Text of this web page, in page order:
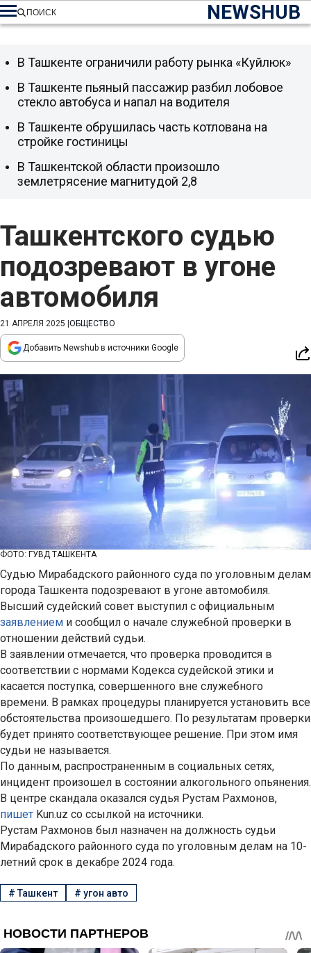
NEWSHUB
ПОИСК
Ташкентского судью
подозревают в угоне
автомобиля
21 АПРЕЛЯ 2025 ОБЩЕСТВО
Добавить Newshub в источники Google
ФОТО: ГУВД ТАШКЕНТА
Судью Мирабадского районного суда по уголовным делам
города Ташкента подозревают в угоне автомобиля.
Высший судейский совет выступил с официальным
заявлением и сообщил о начале служебной проверки в
отношении действий судьи.
В заявлении отмечается, что проверка проводится в
соответствии с нормами Кодекса судейской этики и
касается поступка, совершенного вне служебного
времени. В рамках процедуры планируется установить все
обстоятельства произошедшего. По результатам проверки
будет принято соответствующее решение. При этом имя
судьи не называется.
По данным, распространенным в социальных сетях,
инцидент произошел в состоянии алкогольного опьянения.
В центре скандала оказался судья Рустам Рахмонов,
пишет Kun.uz со ссылкой на источники.
Рустам Рахмонов был назначен на должность судьи
Мирабадского районного суда по уголовным делам на 10-
летний срок в декабре 2024 года.
В Ташкенте ограничили работу рынка «Куйлюк»
В Ташкенте пьяный пассажир разбил лобовое
стекло автобуса и напал на водителя
В Ташкенте обрушилась часть котлована на
стройке гостиницы
В Ташкентской области произошло
землетрясение магнитудой 2,8
#Ташкент # угон авто